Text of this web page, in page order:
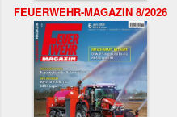
FEUERWEHR-MAGAZIN 8/2026